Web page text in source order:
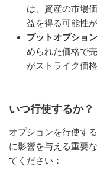
は、資産の市場
益を得る可能性が
プットオプション
められた価格で
がストライク価
いつ行使するか？
オプションを行使す
に影響を与える重要
てください：